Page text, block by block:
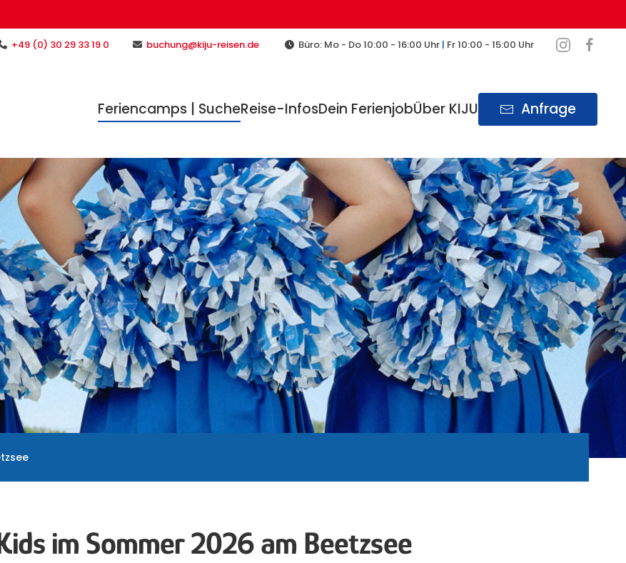
+49 (0) 30 29 33 19 0 buchung@kiju-reisen.de Büro: Mo - Do 10:00 - 16:00 Uhr | Fr 10:00 - 15:00 Uhr
Feriencamps | SucheReise-InfosDein FerienjobÜber KIJU Anfrage
im Sommer 2026 am Beetzsee